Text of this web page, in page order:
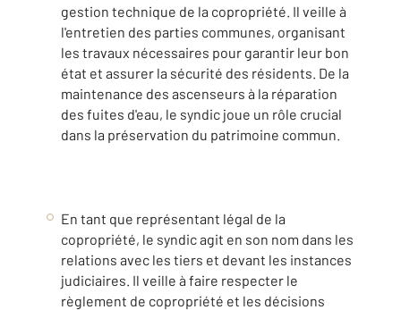
gestion technique de la copropriété. Il veille à
l'entretien des parties communes, organisant
les travaux nécessaires pour garantir leur bon
état et assurer la sécurité des résidents. De la
maintenance des ascenseurs à la réparation
des fuites d'eau, le syndic joue un rôle crucial
dans la préservation du patrimoine commun.
En tant que représentant légal de la
copropriété, le syndic agit en son nom dans les
relations avec les tiers et devant les instances
judiciaires. Il veille à faire respecter le
règlement de copropriété et les décisions